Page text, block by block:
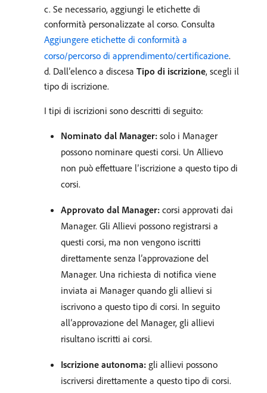
c. Se necessario, aggiungi le etichette di
conformità personalizzate al corso. Consulta
Aggiungere etichette di conformità a
corso/percorso di apprendimento/certificazione.
d. Dall’elenco a discesa Tipo di iscrizione, scegli il
tipo di iscrizione.
I tipi di iscrizioni sono descritti di seguito:
Nominato dal Manager: solo i Manager
possono nominare questi corsi. Un Allievo
non può effettuare l’iscrizione a questo tipo di
corsi.
Approvato dal Manager: corsi approvati dai
Manager. Gli Allievi possono registrarsi a
questi corsi, ma non vengono iscritti
direttamente senza l’approvazione del
Manager. Una richiesta di notifica viene
inviata ai Manager quando gli allievi si
iscrivono a questo tipo di corsi. In seguito
all’approvazione del Manager, gli allievi
risultano iscritti ai corsi.
Iscrizione autonoma: gli allievi possono
iscriversi direttamente a questo tipo di corsi.